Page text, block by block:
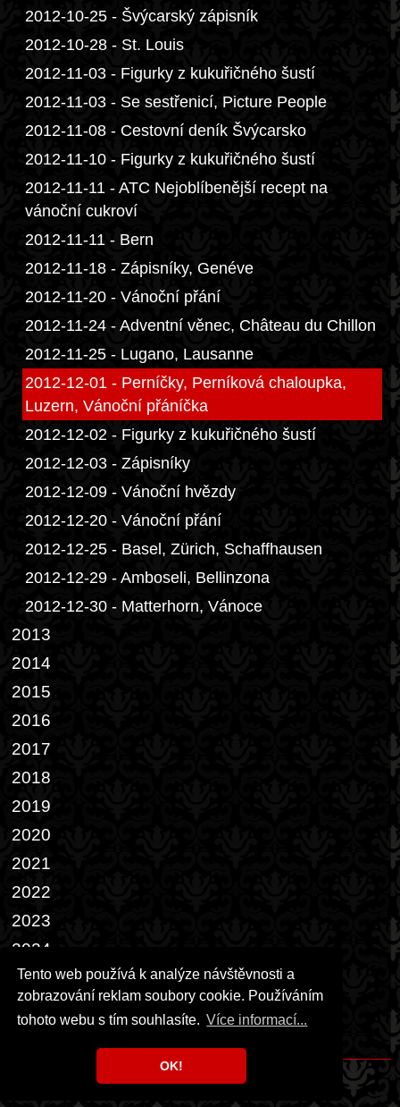
Tento web používá k analýze návštěvnosti a
zobrazování reklam soubory cookie. Používáním
tohoto webu s tím souhlasíte. Více informací...
OK!
2012-10-25 - Švýcarský zápisník
2012-10-28 - St. Louis
2012-11-03 - Figurky z kukuřičného šustí
2012-11-03 - Se sestřenicí, Picture People
2012-11-08 - Cestovní deník Švýcarsko
2012-11-10 - Figurky z kukuřičného šustí
2012-11-11 - ATC Nejoblíbenější recept na
vánoční cukroví
2012-11-11 - Bern
2012-11-18 - Zápisníky, Genéve
2012-11-20 - Vánoční přání
2012-11-24 - Adventní věnec, Château du Chillon
2012-11-25 - Lugano, Lausanne
2012-12-01 - Perníčky, Perníková chaloupka,
Luzern, Vánoční přáníčka
2012-12-02 - Figurky z kukuřičného šustí
2012-12-03 - Zápisníky
2012-12-09 - Vánoční hvězdy
2012-12-20 - Vánoční přání
2012-12-25 - Basel, Zürich, Schaffhausen
2012-12-29 - Amboseli, Bellinzona
2012-12-30 - Matterhorn, Vánoce
2013
2014
2015
2016
2017
2018
2019
2020
2021
2022
2023
2024
2025
2026
Copyright © 1999 - 2026 Milka